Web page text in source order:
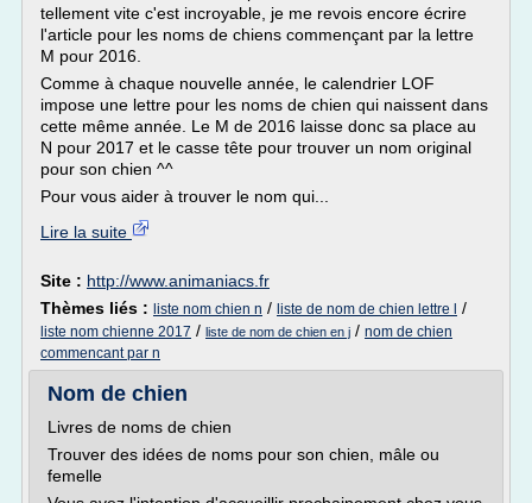
tellement vite c'est incroyable, je me revois encore écrire
l'article pour les noms de chiens commençant par la lettre
M pour 2016.
Comme à chaque nouvelle année, le calendrier LOF
impose une lettre pour les noms de chien qui naissent dans
cette même année. Le M de 2016 laisse donc sa place au
N pour 2017 et le casse tête pour trouver un nom original
pour son chien ^^
Pour vous aider à trouver le nom qui...
Lire la suite
Site : http://www.animaniacs.fr
Thèmes liés : liste nom chien n / liste de nom de chien lettre l /
liste nom chienne 2017 / liste de nom de chien en j / nom de chien
commencant par n
Nom de chien
Livres de noms de chien
Trouver des idées de noms pour son chien, mâle ou
femelle